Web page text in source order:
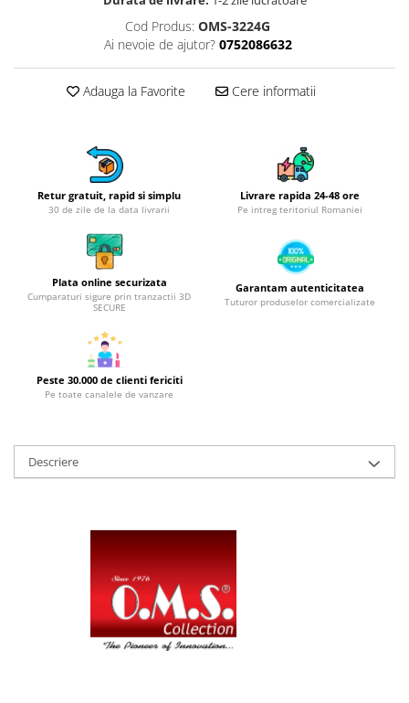
Ascutitori cutite
Decojitoare fructe si legume
Perii si bureti
Polonice, clesti, spatule, linguri
Seturi ustensile bucatarie
Tocatoare de bucatarie
Adaptor plita
Dispesere detergent
Odorizant frigider
Pensule bucatarie
Cod Produs: OMS-3224G
Ai nevoie de ajutor? 0752086632
Adauga la Favorite Cere informatii
Retur gratuit, rapid si simplu
30 de zile de la data livrarii
Livrare rapida 24-48 ore
Pe intreg teritoriul Romaniei
Plata online securizata
Cumparaturi sigure prin tranzactii 3D
SECURE
Garantam autenticitatea
Tuturor produselor comercializate
Peste 30.000 de clienti fericiti
Pe toate canalele de vanzare
Descriere